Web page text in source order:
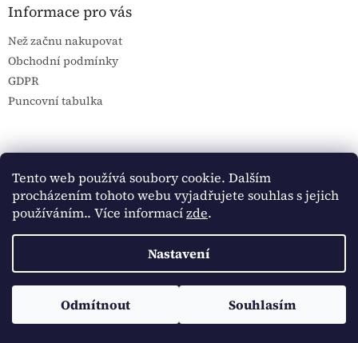
Tento web používá soubory cookie. Dalším
procházením tohoto webu vyjadřujete souhlas s jejich
používáním.. Více informacízde.
Nastavení
Odmítnout Souhlasím
Sledujte Historické dokumenty na Facebooku:
Informace pro vás
Než začnu nakupovat
Obchodní podmínky
GDPR
Puncovní tabulka
Copyright 2026Historické dokumenty. Všechna práva